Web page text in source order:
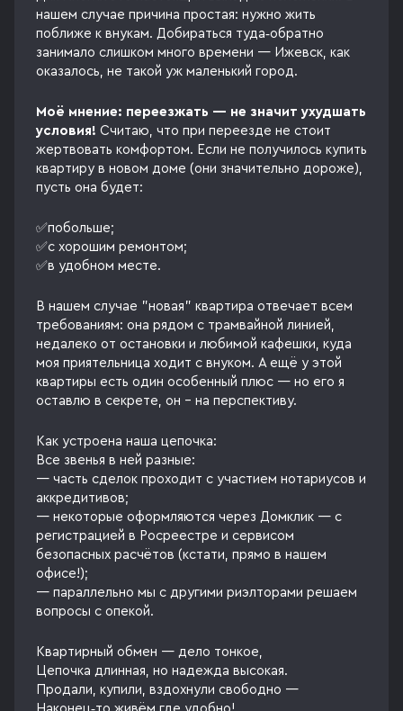
нашем случае причина простая: нужно жить
поближе к внукам. Добираться туда‑обратно
занимало слишком много времени — Ижевск, как
оказалось, не такой уж маленький город.
Моё мнение: переезжать — не значит ухудшать
условия! Считаю, что при переезде не стоит
жертвовать комфортом. Если не получилось купить
квартиру в новом доме (они значительно дороже),
пусть она будет:
✅побольше;
✅с хорошим ремонтом;
✅в удобном месте.
В нашем случае "новая" квартира отвечает всем
требованиям: она рядом с трамвайной линией,
недалеко от остановки и любимой кафешки, куда
моя приятельница ходит с внуком. А ещё у этой
квартиры есть один особенный плюс — но его я
оставлю в секрете, он - на перспективу.
Как устроена наша цепочка:
Все звенья в ней разные:
— часть сделок проходит с участием нотариусов и
аккредитивов;
— некоторые оформляются через Домклик — с
регистрацией в Росреестре и сервисом
безопасных расчётов (кстати, прямо в нашем
офисе!);
— параллельно мы с другими риэлторами решаем
вопросы с опекой.
Квартирный обмен — дело тонкое,
Цепочка длинная, но надежда высокая.
Продали, купили, вздохнули свободно —